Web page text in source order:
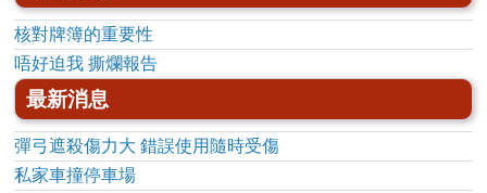
核對牌簿的重要性
唔好迫我 撕爛報告
最新消息
彈弓遮殺傷力大 錯誤使用隨時受傷
私家車撞停車場